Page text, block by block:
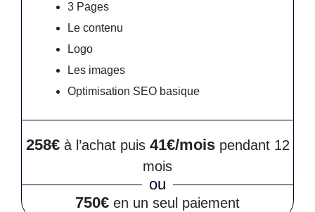
3 Pages
Le contenu
Logo
Les images
Optimisation SEO basique
258€ à l’achat puis 41€/mois pendant 12
mois
ou
750€ en un seul paiement